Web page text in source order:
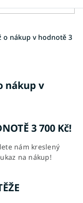
o nákup v hodnotě 3
nákup v
3 700 Kč!
nám kreslený
na nákup!